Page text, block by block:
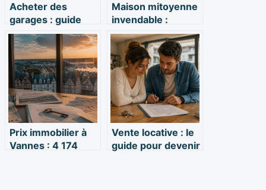
Acheter des
garages : guide
complet pour
réussir son
investissement
Maison mitoyenne
invendable :
comment la
vendre malgré
tout
Prix immobilier à
Vannes : 4 174
Vente locative : le
guide pour devenir